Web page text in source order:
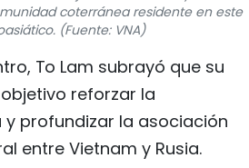
coterránea residente en este
(Fuente: VNA)
To Lam subrayó que su
reforzar la
profundizar la asociación
entre Vietnam y Rusia.